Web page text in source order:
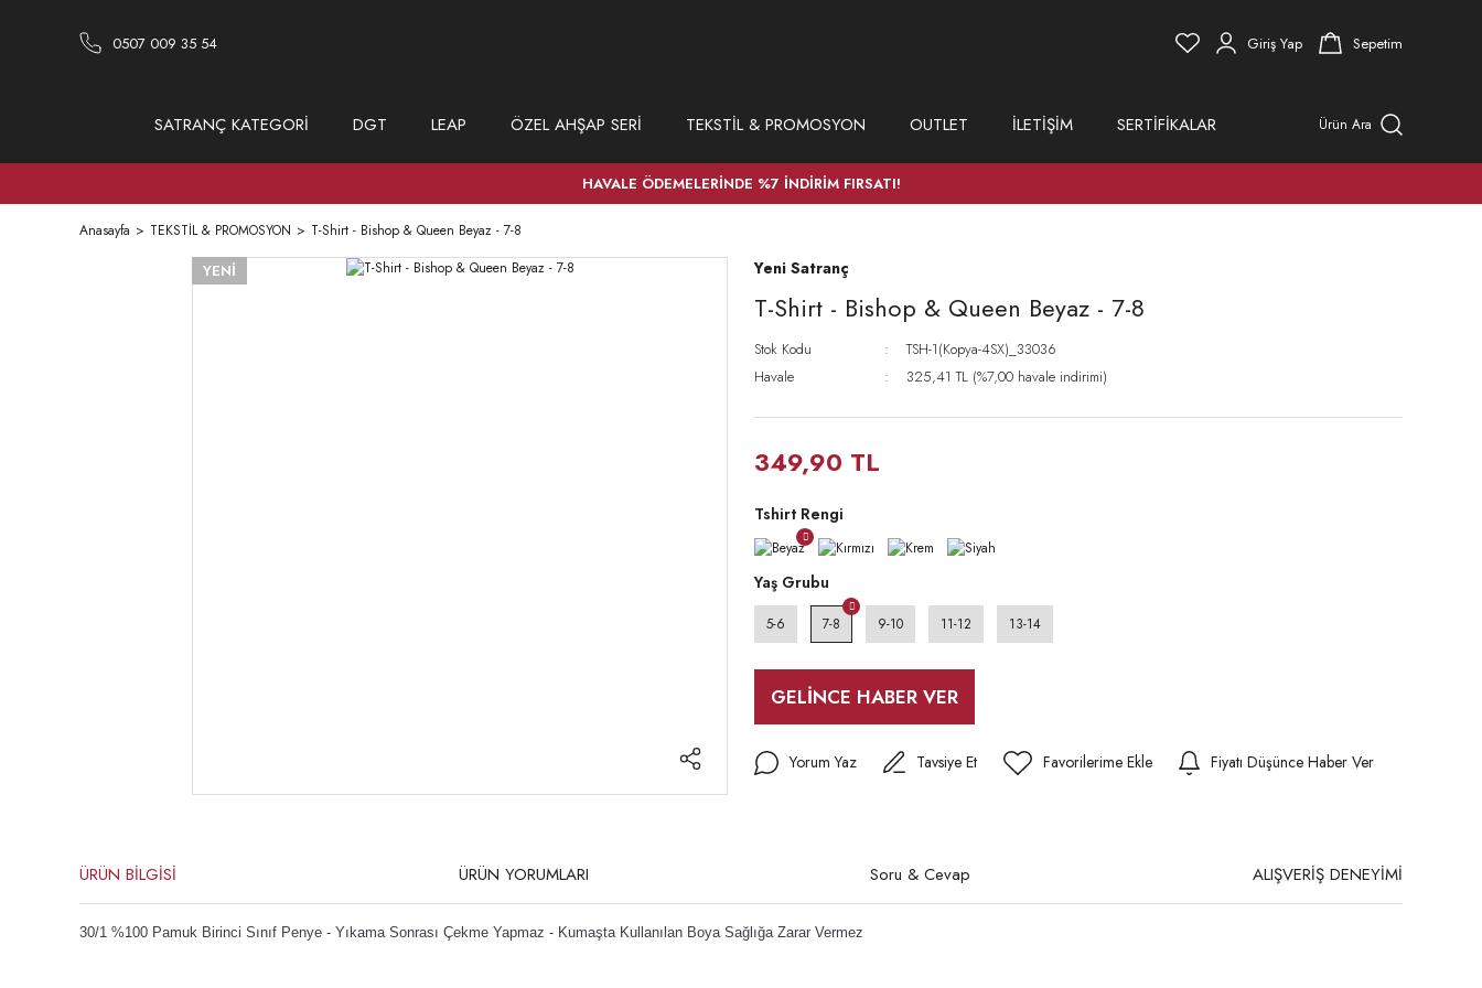
0507 009 35 54 Giriş Yap Sepetim
SATRANÇ KATEGORİ DGT LEAP ÖZEL AHŞAP SERİ TEKSTİL & PROMOSYON OUTLET İLETİŞİM SERTİFİKALAR Ürün Ara
HAVALE ÖDEMELERİNDE %7 İNDİRİM FIRSATI!
Anasayfa TEKSTİL & PROMOSYON T-Shirt - Bishop & Queen Beyaz - 7-8
YENİ Yeni Satranç
T-Shirt - Bishop & Queen Beyaz - 7-8
Stok Kodu
TSH-1(Kopya-4SX)_33036
Havale
325,41 TL (%7,00 havale indirimi)
349,90 TL
Tshirt Rengi
Yaş Grubu
5-6 7-8 9-10 11-12 13-14
GELİNCE HABER VER
Yorum Yaz Tavsiye Et Fiyatı Düşünce Haber Ver
ÜRÜN BİLGİSİ ÜRÜN YORUMLARI Soru & Cevap ALIŞVERİŞ DENEYİMİ
30/1 %100 Pamuk Birinci Sınıf Penye - Yıkama Sonrası Çekme Yapmaz - Kumaşta Kullanılan Boya Sağlığa Zarar Vermez